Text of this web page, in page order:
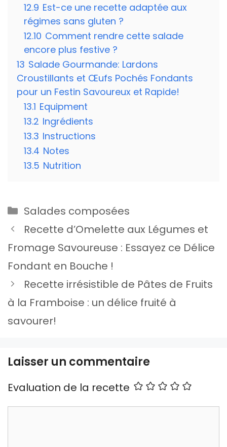
12.9 Est-ce une recette adaptée aux
régimes sans gluten ?
12.10 Comment rendre cette salade
encore plus festive ?
13 Salade Gourmande: Lardons
Croustillants et Œufs Pochés Fondants
pour un Festin Savoureux et Rapide!
13.1 Equipment
13.2 Ingrédients
13.3 Instructions
13.4 Notes
13.5 Nutrition
Catégories
Salades composées
Recette d’Omelette aux Légumes et
Fromage Savoureuse : Essayez ce Délice
Fondant en Bouche !
Recette irrésistible de Pâtes de Fruits
à la Framboise : un délice fruité à
savourer!
Laisser un commentaire
Evaluation de la recette